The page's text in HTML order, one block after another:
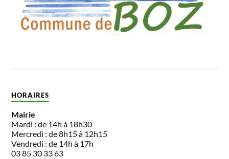
HORAIRES
Mairie
Mardi : de 14h à 18h30
Mercredi : de 8h15 à 12h15
Vendredi : de 14h à 17h
03 85 30 33 63